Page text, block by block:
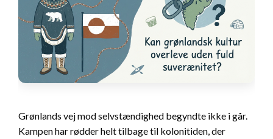
Grønlands vej mod selvstændighed begyndte ikke i går.
Kampen har rødder helt tilbage til kolonitiden, der